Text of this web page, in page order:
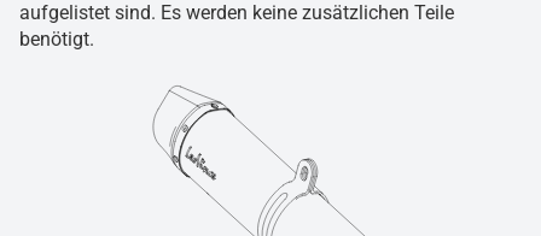
aufgelistet sind. Es werden keine zusätzlichen Teile
benötigt.